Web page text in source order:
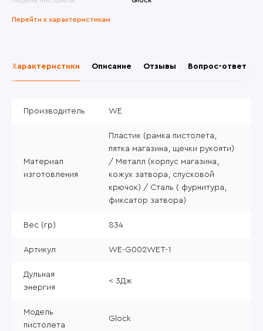
Перейти к характеристикам
Характеристики Описание Отзывы Вопрос-ответ
Производитель WE
Материал
изготовления
Пластик (рамка пистолета,
пятка магазина, щечки рукояти)
/ Металл (корпус магазина,
кожух затвора, спусковой
крючок) / Сталь ( фурнитура,
фиксатор затвора)
Вес (гр) 834
Артикул WE-G002WET-1
Дульная
энергия
< 3Дж
Модель
пистолета
Glock